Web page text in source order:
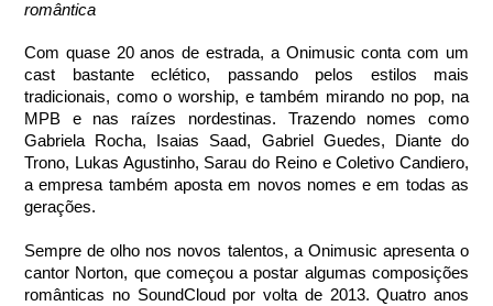
romântica
Com quase 20 anos de estrada, a Onimusic conta com um
cast bastante eclético, passando pelos estilos mais
tradicionais, como o worship, e também mirando no pop, na
MPB e nas raízes nordestinas. Trazendo nomes como
Gabriela Rocha, Isaias Saad, Gabriel Guedes, Diante do
Trono, Lukas Agustinho, Sarau do Reino e Coletivo Candiero,
a empresa também aposta em novos nomes e em todas as
gerações.
Sempre de olho nos novos talentos, a Onimusic apresenta o
cantor Norton, que começou a postar algumas composições
românticas no SoundCloud por volta de 2013. Quatro anos